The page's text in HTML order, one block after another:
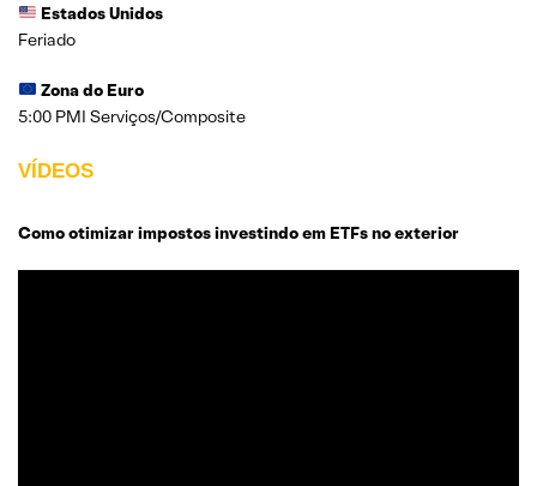
Estados Unidos
Feriado
Zona do Euro
5:00 PMI Serviços/Composite
VÍDEOS
Como otimizar impostos investindo em ETFs no exterior